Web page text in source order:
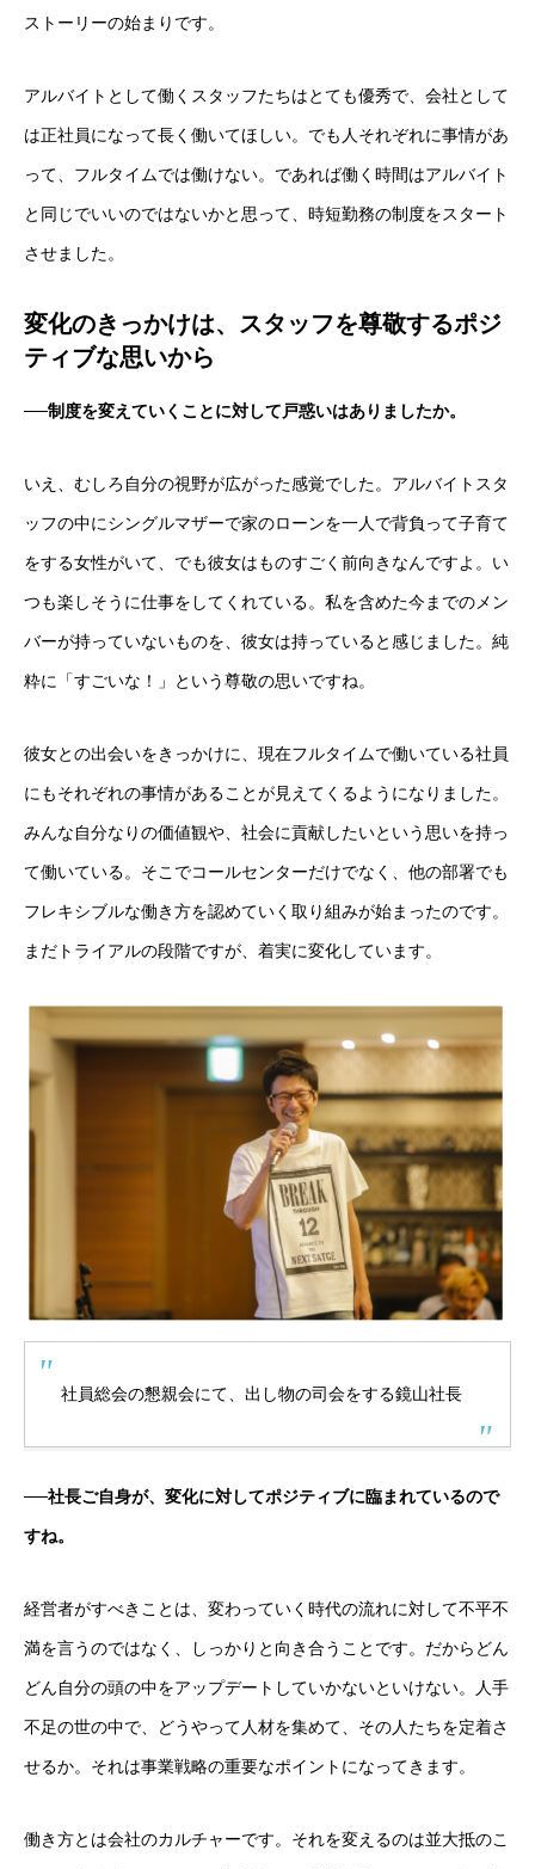
ストーリーの始まりです。
アルバイトとして働くスタッフたちはとても優秀で、会社として
は正社員になって長く働いてほしい。でも人それぞれに事情があ
って、フルタイムでは働けない。であれば働く時間はアルバイト
と同じでいいのではないかと思って、時短勤務の制度をスタート
させました。
変化のきっかけは、スタッフを尊敬するポジ
ティブな思いから
──制度を変えていくことに対して戸惑いはありましたか。
いえ、むしろ自分の視野が広がった感覚でした。アルバイトスタ
ッフの中にシングルマザーで家のローンを一人で背負って子育て
をする女性がいて、でも彼女はものすごく前向きなんですよ。い
つも楽しそうに仕事をしてくれている。私を含めた今までのメン
バーが持っていないものを、彼女は持っていると感じました。純
粋に「すごいな！」という尊敬の思いですね。
彼女との出会いをきっかけに、現在フルタイムで働いている社員
にもそれぞれの事情があることが見えてくるようになりました。
みんな自分なりの価値観や、社会に貢献したいという思いを持っ
て働いている。そこでコールセンターだけでなく、他の部署でも
フレキシブルな働き方を認めていく取り組みが始まったのです。
まだトライアルの段階ですが、着実に変化しています。
社員総会の懇親会にて、出し物の司会をする鏡山社長
──社長ご自身が、変化に対してポジティブに臨まれているので
すね。
経営者がすべきことは、変わっていく時代の流れに対して不平不
満を言うのではなく、しっかりと向き合うことです。だからどん
どん自分の頭の中をアップデートしていかないといけない。人手
不足の世の中で、どうやって人材を集めて、その人たちを定着さ
せるか。それは事業戦略の重要なポイントになってきます。
働き方とは会社のカルチャーです。それを変えるのは並大抵のこ